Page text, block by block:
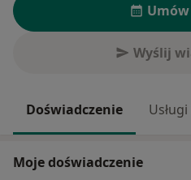
Wyślij
Doświadczenie
Moje doświadczenie